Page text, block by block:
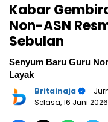
Kabar
Non-ASN
Sebulan
Senyum Baru Guru
Layak
Britainaja
-
Selasa, 16 Juni 2026